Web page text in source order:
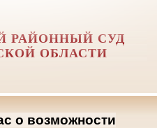
РАЙОННЫЙ СУД
ОБЛАСТИ
о возможности